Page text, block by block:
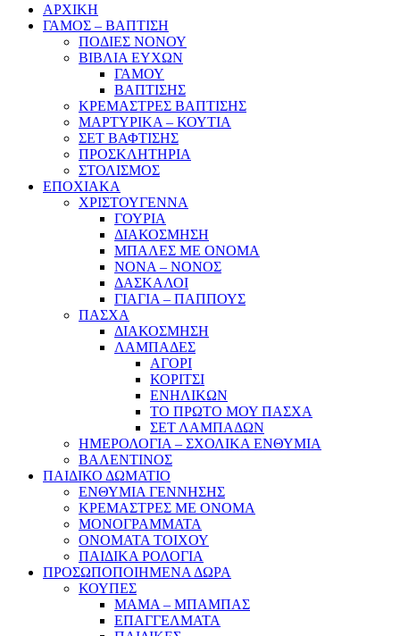
ΑΡΧΙΚΗ
ΓΑΜΟΣ – ΒΑΠΤΙΣΗ
ΠΟΔΙΕΣ ΝΟΝΟΥ
ΒΙΒΛΙΑ ΕΥΧΩΝ
ΓΑΜΟΥ
ΒΑΠΤΙΣΗΣ
ΚΡΕΜΑΣΤΡΕΣ ΒΑΠΤΙΣΗΣ
ΜΑΡΤΥΡΙΚΑ – ΚΟΥΤΙΑ
ΣΕΤ ΒΑΦΤΙΣΗΣ
ΠΡΟΣΚΛΗΤΗΡΙΑ
ΣΤΟΛΙΣΜΟΣ
ΕΠΟΧΙΑΚΑ
ΧΡΙΣΤΟΥΓΕΝΝΑ
ΓΟΥΡΙΑ
ΔΙΑΚΟΣΜΗΣΗ
ΜΠΑΛΕΣ ΜΕ ΟΝΟΜΑ
ΝΟΝΑ – ΝΟΝΟΣ
ΔΑΣΚΑΛΟΙ
ΓΙΑΓΙΑ – ΠΑΠΠΟΥΣ
ΠΑΣΧΑ
ΔΙΑΚΟΣΜΗΣΗ
ΛΑΜΠΑΔΕΣ
ΑΓΟΡΙ
ΚΟΡΙΤΣΙ
ΕΝΗΛΙΚΩΝ
ΤΟ ΠΡΩΤΟ ΜΟΥ ΠΑΣΧΑ
ΣΕΤ ΛΑΜΠΑΔΩΝ
ΗΜΕΡΟΛΟΓΙΑ – ΣΧΟΛΙΚΑ ΕΝΘΥΜΙΑ
ΒΑΛΕΝΤΙΝΟΣ
ΠΑΙΔΙΚΟ ΔΩΜΑΤΙΟ
ΕΝΘΥΜΙΑ ΓΕΝΝΗΣΗΣ
ΚΡΕΜΑΣΤΡΕΣ ΜΕ ΟΝΟΜΑ
ΜΟΝΟΓΡΑΜΜΑΤΑ
ΟΝΟΜΑΤΑ ΤΟΙΧΟΥ
ΠΑΙΔΙΚΑ ΡΟΛΟΓΙΑ
ΠΡΟΣΩΠΟΠΟΙΗΜΕΝΑ ΔΩΡΑ
ΚΟΥΠΕΣ
ΜΑΜΑ – ΜΠΑΜΠΑΣ
ΕΠΑΓΓΕΛΜΑΤΑ